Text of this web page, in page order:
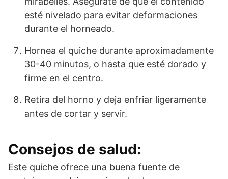
esté nivelado para evitar deformaciones
durante el horneado.
Hornea el quiche durante aproximadamente
30-40 minutos, o hasta que esté dorado y
firme en el centro.
Retira del horno y deja enfriar ligeramente
antes de cortar y servir.
Consejos de salud:
Este quiche ofrece una buena fuente de